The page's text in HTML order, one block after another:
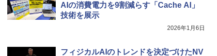
AIの消費電力を9割減らす「Cache AI」
技術を展示
2026年1月6日
フィジカルAIのトレンドを決定づけたNV